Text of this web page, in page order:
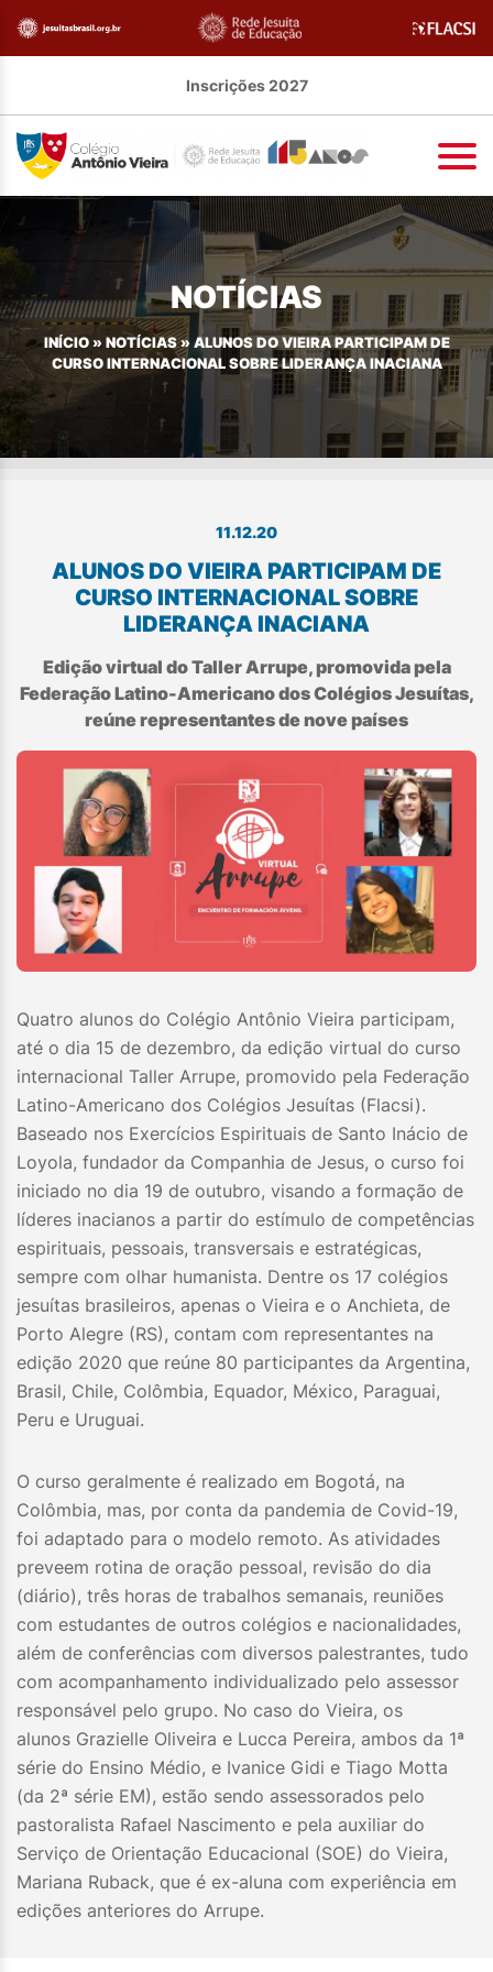
Inscrições 2027
NOTÍCIAS
INÍCIO» NOTÍCIAS» ALUNOS DO VIEIRA PARTICIPAM DE
CURSO INTERNACIONAL SOBRE LIDERANÇA INACIANA
11.12.20
ALUNOS DO VIEIRA PARTICIPAM DE
CURSO INTERNACIONAL SOBRE
LIDERANÇA INACIANA
Edição virtual do Taller Arrupe, promovida pela
Federação Latino-Americano dos Colégios Jesuítas,
reúne representantes de nove países
Quatro alunos do Colégio Antônio Vieira participam,
até o dia 15 de dezembro, da edição virtual do curso
internacional Taller Arrupe, promovido pela Federação
Latino-Americano dos Colégios Jesuítas (Flacsi).
Baseado nos Exercícios Espirituais de Santo Inácio de
Loyola, fundador da Companhia de Jesus, o curso foi
iniciado no dia 19 de outubro, visando a formação de
líderes inacianos a partir do estímulo de competências
espirituais, pessoais, transversais e estratégicas,
sempre com olhar humanista. Dentre os 17 colégios
jesuítas brasileiros, apenas o Vieira e o Anchieta, de
Porto Alegre (RS), contam com representantes na
edição 2020 que reúne 80 participantes da Argentina,
Brasil, Chile, Colômbia, Equador, México, Paraguai,
Peru e Uruguai.
O curso geralmente é realizado em Bogotá, na
Colômbia, mas, por conta da pandemia de Covid-19,
foi adaptado para o modelo remoto. As atividades
preveem rotina de oração pessoal, revisão do dia
(diário), três horas de trabalhos semanais, reuniões
com estudantes de outros colégios e nacionalidades,
além de conferências com diversos palestrantes, tudo
com acompanhamento individualizado pelo assessor
responsável pelo grupo. No caso do Vieira, os
alunos Grazielle Oliveira e Lucca Pereira, ambos da 1ª
série do Ensino Médio, e Ivanice Gidi e Tiago Motta
(da 2ª série EM), estão sendo assessorados pelo
pastoralista Rafael Nascimento e pela auxiliar do
Serviço de Orientação Educacional (SOE) do Vieira,
Mariana Ruback, que é ex-aluna com experiência em
edições anteriores do Arrupe.